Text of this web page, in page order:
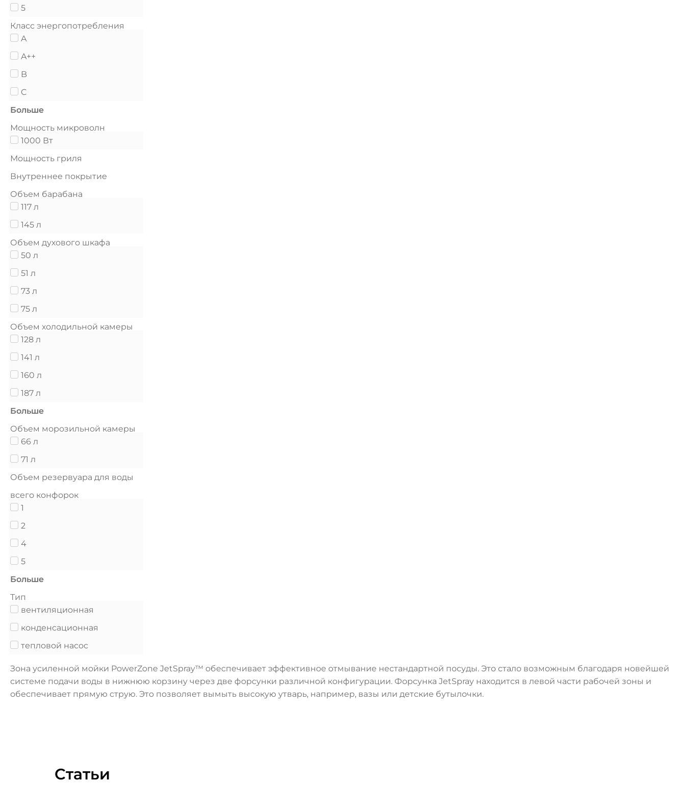
5
Класс энергопотребления
A
A++
B
C
Больше
Мощность микроволн
1000 Вт
Мощность гриля
Внутреннее покрытие
Объем барабана
117 л
145 л
Объем духового шкафа
50 л
51 л
73 л
75 л
Объем холодильной камеры
128 л
141 л
160 л
187 л
Больше
Объем морозильной камеры
66 л
71 л
Объем резервуара для воды
всего конфорок
1
2
4
5
Больше
Тип
вентиляционная
конденсационная
тепловой насос
Зона усиленной мойки PowerZone JetSpray™ обеспечивает эффективное отмывание нестандартной посуды. Это стало возможным благодаря новейшей
системе подачи воды в нижнюю корзину через две форсунки различной конфигурации. Форсунка JetSpray находится в левой части рабочей зоны и
обеспечивает прямую струю. Это позволяет вымыть высокую утварь, например, вазы или детские бутылочки.
Статьи